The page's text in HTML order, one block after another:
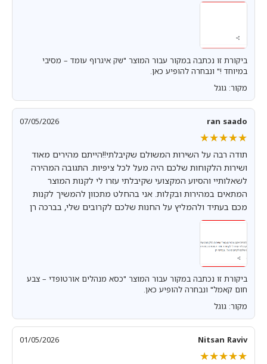
ביקורת זו נכתבה במקור עבור המוצר "שק איגרוף עומד – מסיבי
במיוחד !" ונבחרה להופיע כאן.
מקור: גוגל
ran saado
07/05/2026
★★★★★
★★★★★
תודה רבה על השירות המשולם שקיבלתי!!הייתם מהירים מאוד
ושירות הלקוחות שלכם היה מעל לכל ציפיות. התגובה המהירה
לשאלותיי והסיוע המקצועי שקיבלתי עזרו לי לקנות המוצר
המתאים במהירות ובקלות. אני בהחלט מתכוון להמשיך לקנות
מכם בעתיד ולהמליץ על החנות שלכם לקרובים שלי, בברכה רן
ביקורת זו נכתבה במקור עבור המוצר "כסא מנהלים אורטופדי – צבע
חום קאמל" ונבחרה להופיע כאן.
מקור: גוגל
Nitsan Raviv
01/05/2026
★★★★★
★★★★★